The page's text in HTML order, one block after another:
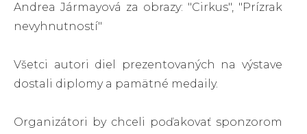
Andrea Jármayová za obrazy: "Cirkus", "Prízrak
nevyhnutností"
Všetci autori diel prezentovaných na výstave
dostali diplomy a pamätné medaily.
Organizátori by chceli poďakovať sponzorom